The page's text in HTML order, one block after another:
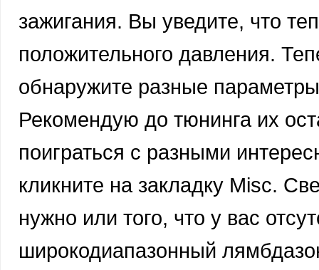
зажигания. Вы уведите, что
положительного давления.
обнаружите разные
Рекомендую до тюнинга их
поиграться с разными
кликните на закладку Misc.
нужно или того, что у вас
широкодиапазонный